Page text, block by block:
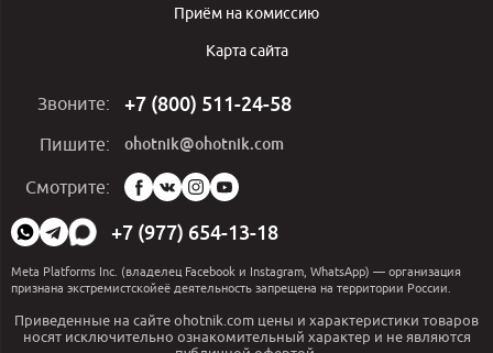
Приём на комиссию
Карта сайта
Звоните: +7 (800) 511-24-58
Пишите: ohotnik@ohotnik.com
Смотрите:
Мы
в
социальных
сетях:
+7 (977) 654-13-18
Meta Platforms Inc. (владелец Facebook и Instagram, WhatsApp) — организация
признана экстремистскойеё деятельность запрещена на территории России.
Приведенные на сайте ohotnik.com цены и характеристики товаров
носят исключительно ознакомительный характер и не являются